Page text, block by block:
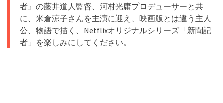
者』の藤井道人監督、河村光庸プロデューサーと共
に、米倉涼子さんを主演に迎え、映画版とは違う主人
公、物語で描く、Netflixオリジナルシリーズ「新聞記
者」を楽しみにしてください。